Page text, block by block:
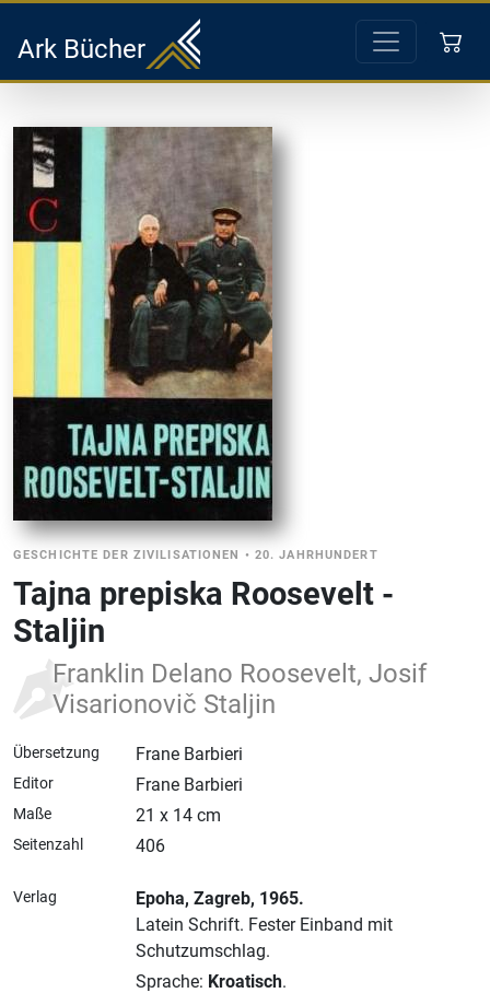
Ark Bücher
GESCHICHTE DER ZIVILISATIONEN • 20. JAHRHUNDERT
Tajna prepiska Roosevelt -
Staljin
Franklin Delano Roosevelt, Josif
Visarionovič Staljin
Übersetzung Frane Barbieri
Editor Frane Barbieri
Maße 21 x 14 cm
Seitenzahl 406
Verlag Epoha, Zagreb, 1965.
Latein Schrift. Fester Einband mit
Schutzumschlag.
Sprache: Kroatisch.